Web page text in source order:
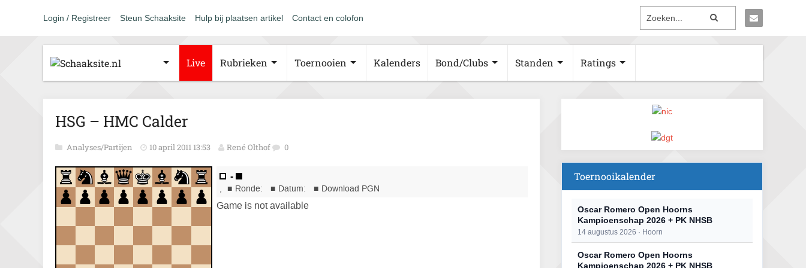
Login / Registreer Steun Schaaksite Hulp bij plaatsen artikel Contact en colofon
Live Rubrieken Toernooien Kalenders Bond/Clubs Standen Ratings
HSG – HMC Calder
Analyses/Partijen 10 april 2011 13:53 René Olthof 0
Toernooikalender
Oscar Romero Open Hoorns
Kampioenschap 2026 + PK NHSB
14 augustus 2026 · Hoorn
Oscar Romero Open Hoorns
Kampioenschap 2026 + PK NHSB